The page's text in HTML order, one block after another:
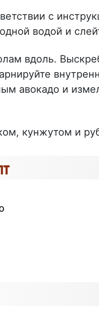
с
водой и
вдоль.
авокадо и
кунжутом и